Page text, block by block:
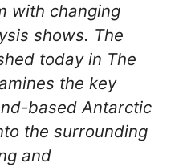
with changing
shows. The
today in The
the key
based Antarctic
the surrounding
and